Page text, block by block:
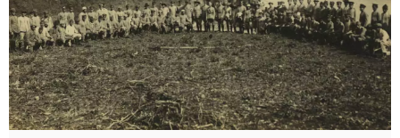
dos...